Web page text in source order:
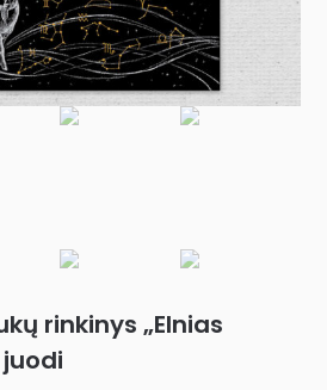
rinkinys „Elnias